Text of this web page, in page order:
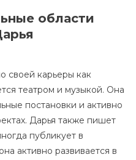
области
своей карьеры как
театром и музыкой. Она
постановки и активно
Дарья также пишет
публикует в
активно развивается в